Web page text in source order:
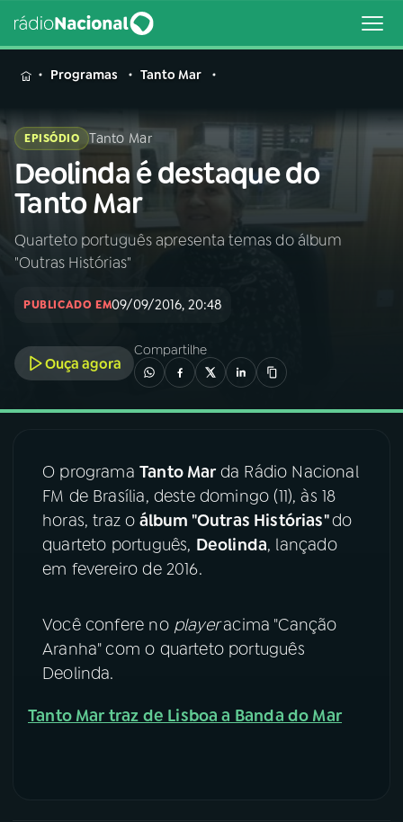
MENU
Buscar
na
Rádio
Nacional
04 PROGRAMAS
05 PODCASTS
06VIDEOCASTS
07ÚLTIMAS
Programas Tanto Mar
EPISÓDIO Tanto Mar
Deolinda é destaque do
Tanto Mar
Quarteto português apresenta temas do álbum
"Outras Histórias"
PUBLICADO EM09/09/2016, 20:48
Ouça agora
Compartilhe
O programa Tanto Marda Rádio Nacional
FM de Brasília, deste domingo (11), às 18
horas, traz o álbum "Outras Histórias"do
quarteto português, Deolinda, lançado
em fevereiro de 2016.
Você confere noplayeracima "Canção
Aranha" com o quarteto português
Deolinda.
Tanto Mar traz de Lisboa a Banda do Mar